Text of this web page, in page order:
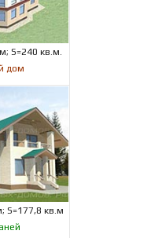
S=240 кв.м.
дом
S=177,8 кв.м